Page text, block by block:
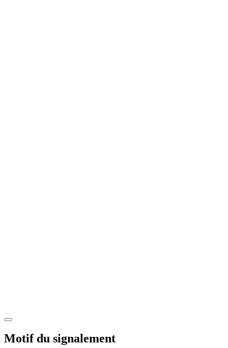
Motif du signalement